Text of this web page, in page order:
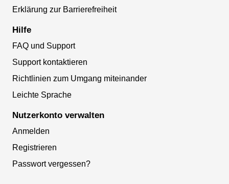
Erklärung zur Barrierefreiheit
Hilfe
FAQ und Support
Support kontaktieren
Richtlinien zum Umgang miteinander
Leichte Sprache
Nutzerkonto verwalten
Anmelden
Registrieren
Passwort vergessen?